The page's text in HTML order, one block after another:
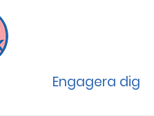
Engagera dig